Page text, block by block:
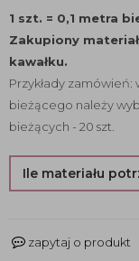
1 szt. = 0,1 metra
Zakupiony
kawałku.
Przykłady
bieżącego należy
bieżących - 20 szt.
Ile materiału
zapytaj o produkt